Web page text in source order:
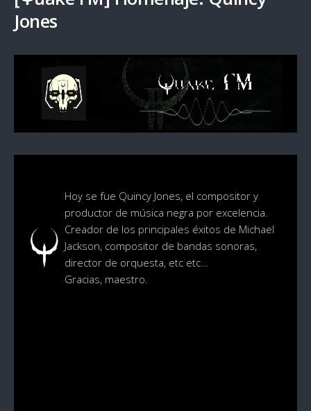
Jones
Hoy se fue Quincy Jones, el compositor y
productor de música negra por excelencia.
Creador de los principales éxitos de Michael
Jackson, compositor de bandas sonoras,
director de orquesta, etc etc…
Gracias, maestro.